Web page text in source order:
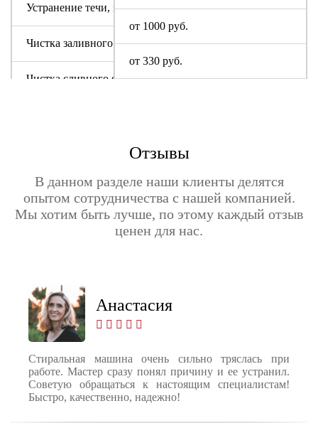
от 1000 руб.
от 330 руб.
Устранение течи, засора
Чистка заливного фильтра Алтус
Чистка сливного фильтра
Отзывы
В данном разделе наши клиенты делятся
опытом сотрудничества с нашей компанией.
Мы хотим быть лучше, по этому каждый отзыв
ценен для нас.
Анастасия
Стиральная машина очень сильно тряслась при
работе. Мастер сразу понял причину и ее устранил.
Советую обращаться к настоящим специалистам!
Быстро, качественно, надежно!